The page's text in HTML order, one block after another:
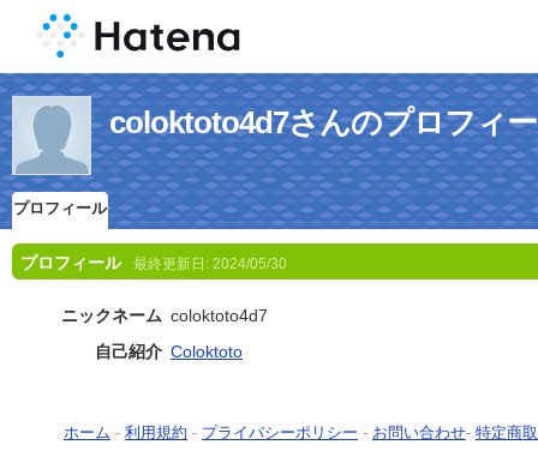
coloktoto4d7さんのプロフィ
プロフィール
プロフィール 最終更新日: 2024/05/30
ニックネーム coloktoto4d7
自己紹介 Coloktoto
ホーム - 利用規約 - プライバシーポリシー - お問い合わせ- 特定商